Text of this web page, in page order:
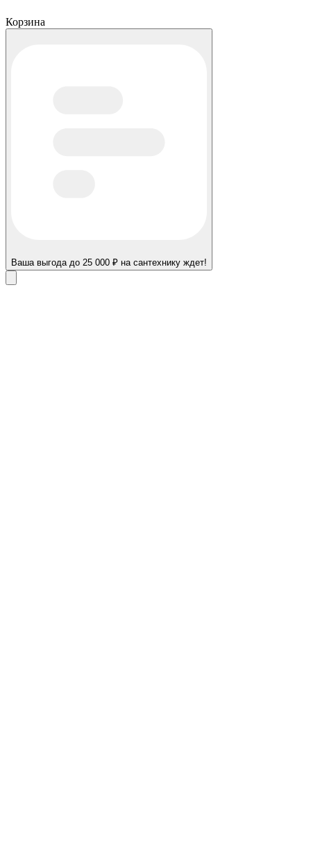
Корзина
Ваша выгода до 25 000 ₽ на сантехнику ждет!